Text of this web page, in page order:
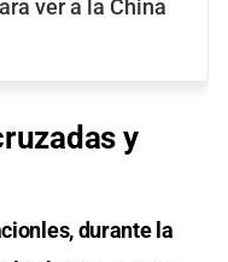
ver a la China
y
durante la